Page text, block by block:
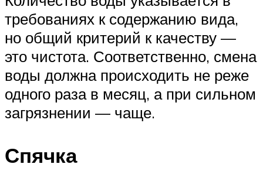
требованиях к содержанию вида,
но общий критерий к качеству —
это чистота. Соответственно, смена
воды должна происходить не реже
одного раза в месяц, а при сильном
загрязнении — чаще.
Спячка